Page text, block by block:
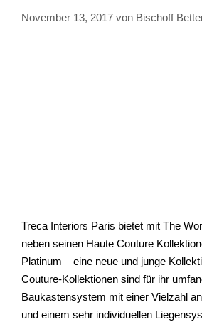
November 13, 2017 von Bischoff
Treca Interiors Paris bietet mit The
neben seinen Haute Couture
Platinum – eine neue und junge
Couture-Kollektionen sind für ihr
Baukastensystem mit einer Vielzahl
und einem sehr individuellen